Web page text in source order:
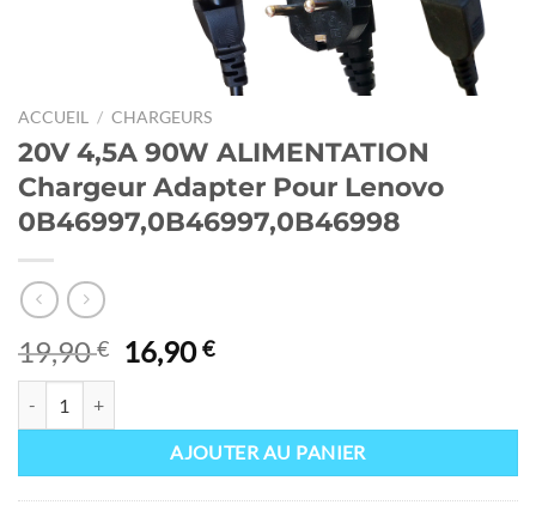
ACCUEIL / CHARGEURS
20V 4,5A 90W ALIMENTATION
Chargeur Adapter Pour Lenovo
0B46997,0B46997,0B46998
19,90€
Le
prix
était :
19,90 €.
16,90€Le
est :
16,90 €.
AJOUTER AU PANIER